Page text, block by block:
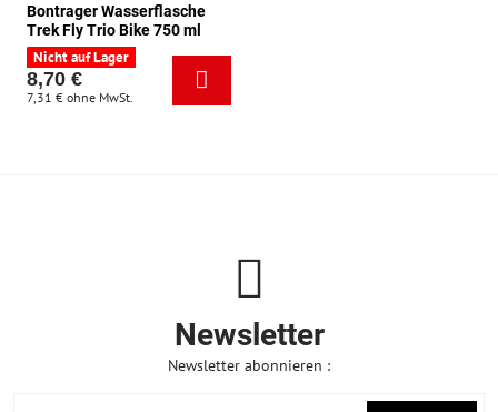
Bontrager Wasserflasche
Trek Fly Trio Bike 750 ml
Nicht auf Lager
8,70 €
7,31 € ohne MwSt.
Newsletter
Newsletter abonnieren :